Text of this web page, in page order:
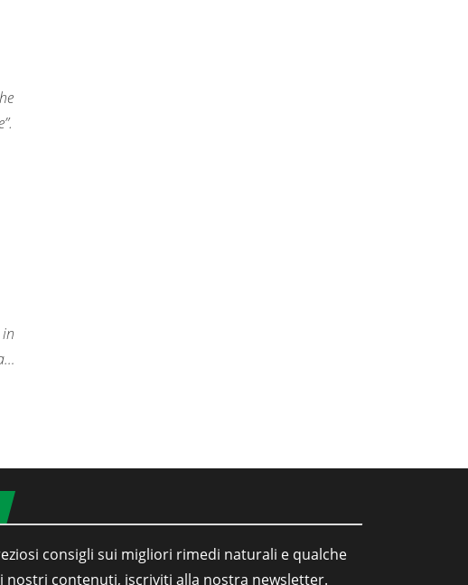
consigli sui migliori rimedi naturali e qualche
nostri contenuti, iscriviti alla nostra newsletter.